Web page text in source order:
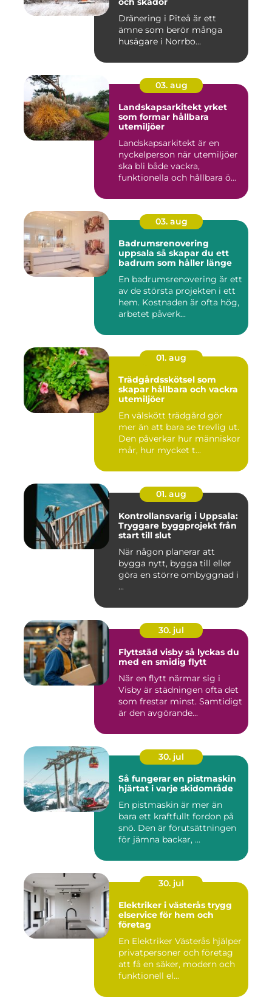
Dränering i Piteå är ett
ämne som berör många
husägare i Norrbo...
03. aug
Landskapsarkitekt yrket
som formar hållbara
utemiljöer
Landskapsarkitekt är en
nyckelperson när utemiljöer
ska bli både vackra,
funktionella och hållbara ö...
03. aug
Badrumsrenovering
uppsala så skapar du ett
badrum som håller länge
En badrumsrenovering är ett
av de största projekten i ett
hem. Kostnaden är ofta hög,
arbetet påverk...
01. aug
Trädgårdsskötsel som
skapar hållbara och vackra
utemiljöer
En välskött trädgård gör
mer än att bara se trevlig ut.
Den påverkar hur människor
mår, hur mycket t...
01. aug
Kontrollansvarig i Uppsala:
Tryggare byggprojekt från
start till slut
När någon planerar att
bygga nytt, bygga till eller
göra en större ombyggnad i
...
30. jul
Flyttstäd visby så lyckas du
med en smidig flytt
När en flytt närmar sig i
Visby är städningen ofta det
som frestar minst. Samtidigt
är den avgörande...
30. jul
Så fungerar en pistmaskin
hjärtat i varje skidområde
En pistmaskin är mer än
bara ett kraftfullt fordon på
snö. Den är förutsättningen
för jämna backar, ...
30. jul
Elektriker i västerås trygg
elservice för hem och
företag
En Elektriker Västerås hjälper
privatpersoner och företag
att få en säker, modern och
funktionell el...